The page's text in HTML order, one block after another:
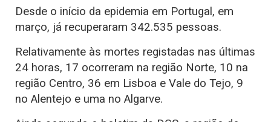
Desde o início da epidemia em Portugal, em
março, já recuperaram 342.535 pessoas.
Relativamente às mortes registadas nas últimas
24 horas, 17 ocorreram na região Norte, 10 na
região Centro, 36 em Lisboa e Vale do Tejo, 9
no Alentejo e uma no Algarve.